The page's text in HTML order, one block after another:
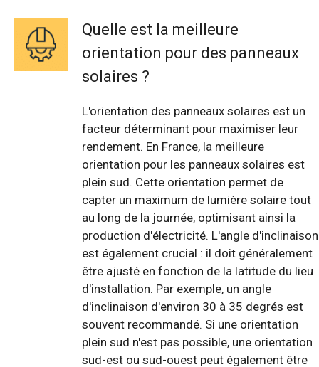
Quelle est la meilleure
orientation pour des panneaux
solaires ?
L'orientation des panneaux solaires est un
facteur déterminant pour maximiser leur
rendement. En France, la meilleure
orientation pour les panneaux solaires est
plein sud. Cette orientation permet de
capter un maximum de lumière solaire tout
au long de la journée, optimisant ainsi la
production d'électricité. L'angle d'inclinaison
est également crucial : il doit généralement
être ajusté en fonction de la latitude du lieu
d'installation. Par exemple, un angle
d'inclinaison d'environ 30 à 35 degrés est
souvent recommandé. Si une orientation
plein sud n'est pas possible, une orientation
sud-est ou sud-ouest peut également être